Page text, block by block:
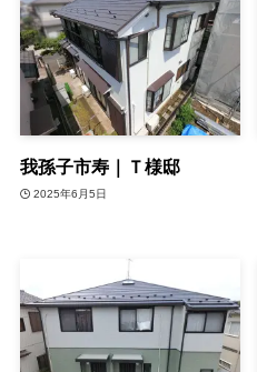
我孫子市寿｜Ｔ様邸
2025年6月5日